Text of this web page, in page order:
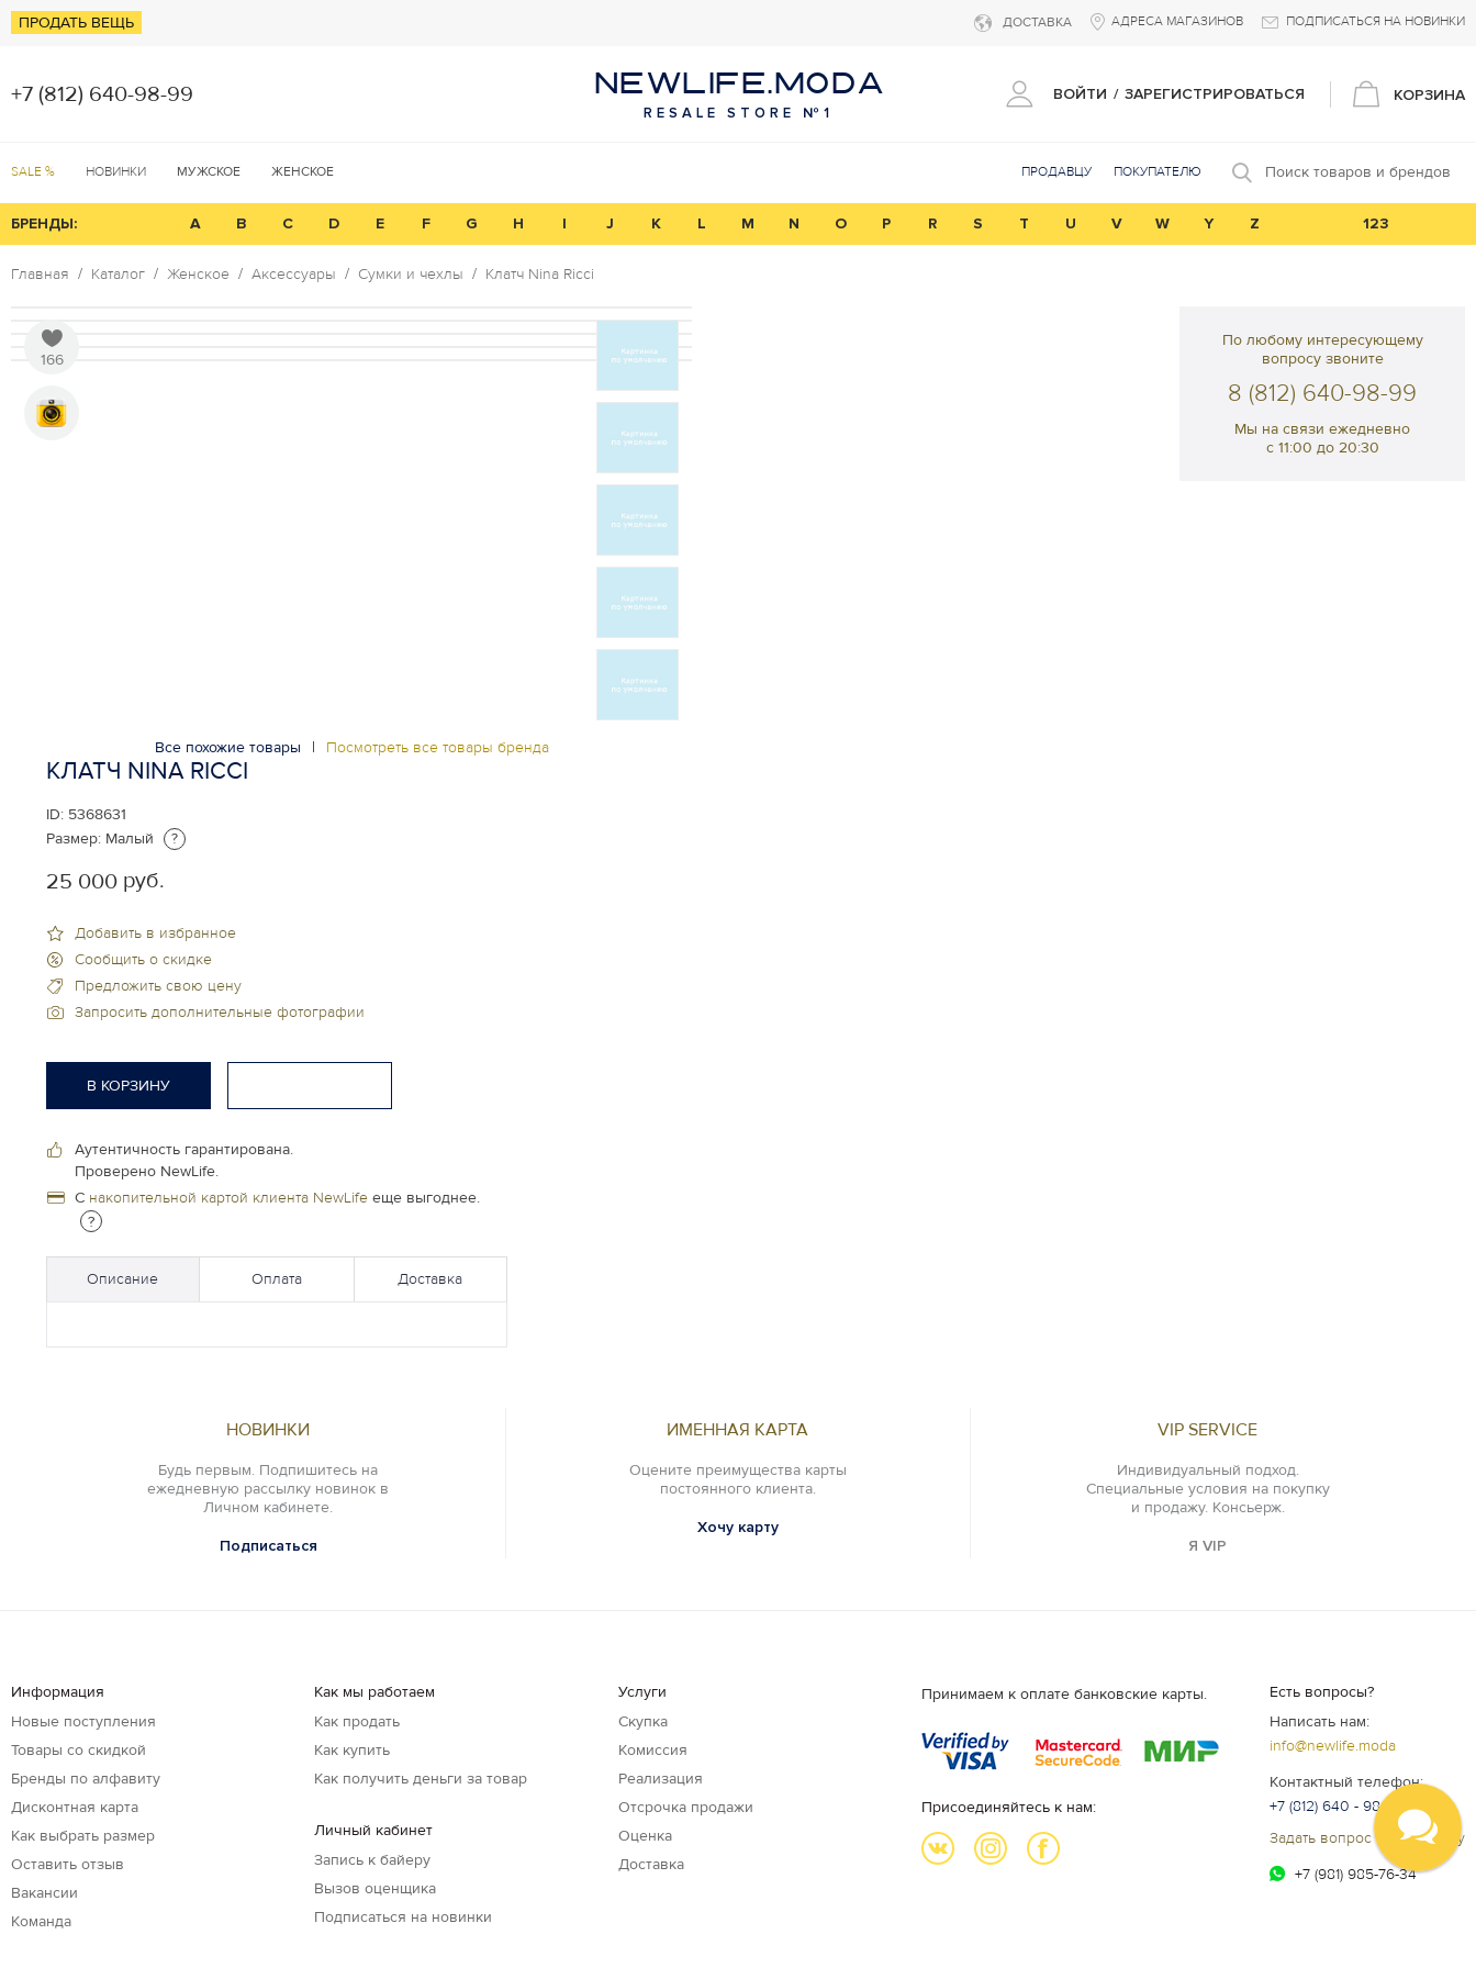
ПРОДАТЬ ВЕЩЬ ДОСТАВКА АДРЕСА МАГАЗИНОВ ПОДПИСАТЬСЯ НА НОВИНКИ
+7 (812) 640-98-99 NEWLIFE.MODA
RESALE STORE №1
ВОЙТИ / ЗАРЕГИСТРИРОВАТЬСЯ КОРЗИНА
SALE % НОВИНКИ МУЖСКОЕ ЖЕНСКОЕ ПРОДАВЦУ ПОКУПАТЕЛЮ Поиск товаров и брендов
БРЕНДЫ: A B C D E F G H I J K L M N O P R S T U V W Y Z 123
Главная Каталог Женское Аксессуары Сумки и чехлы Клатч Nina Ricci
166
Все похожие товары | Посмотреть все товары бренда
КЛАТЧ NINA RICCI
ID: 5368631
Размер: Малый ?
25 000 руб.
Добавить в избранное
Сообщить о скидке
Предложить свою цену
Запросить дополнительные фотографии
В КОРЗИНУ
Аутентичность гарантирована.
Проверено NewLife.
С накопительной картой клиента NewLife еще выгоднее.
?
Описание Оплата Доставка
По любому интересующему
вопросу звоните
8 (812) 640-98-99
Мы на связи ежедневно
с 11:00 до 20:30
НОВИНКИ
Будь первым. Подпишитесь на
ежедневную рассылку новинок в
Личном кабинете.
Подписаться
ИМЕННАЯ КАРТА
Оцените преимущества карты
постоянного клиента.
Хочу карту
VIP SERVICE
Индивидуальный подход.
Специальные условия на покупку
и продажу. Консьерж.
Я VIP
Информация
Новые поступления
Товары со скидкой
Бренды по алфавиту
Дисконтная карта
Как выбрать размер
Оставить отзыв
Вакансии
Команда
Как мы работаем
Как продать
Как купить
Как получить деньги за товар
Личный кабинет
Запись к байеру
Вызов оценщика
Подписаться на новинки
Услуги
Скупка
Комиссия
Реализация
Отсрочка продажи
Оценка
Доставка
Принимаем к оплате банковские карты.
Присоединяйтесь к нам:
Есть вопросы?
Написать нам:
info@newlife.moda
Контактный телефон:
+7 (812) 640 - 98 - 99
Задать вопрос специалисту
+7 (981) 985-76-34